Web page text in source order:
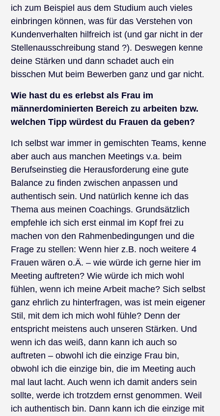
ich zum Beispiel aus dem Studium auch vieles
einbringen können, was für das Verstehen von
Kundenverhalten hilfreich ist (und gar nicht in der
Stellenausschreibung stand ?). Deswegen kenne
deine Stärken und dann schadet auch ein
bisschen Mut beim Bewerben ganz und gar nicht.
Wie hast du es erlebst als Frau im
männerdominierten Bereich zu arbeiten bzw.
welchen Tipp würdest du Frauen da geben?
Ich selbst war immer in gemischten Teams, kenne
aber auch aus manchen Meetings v.a. beim
Berufseinstieg die Herausforderung eine gute
Balance zu finden zwischen anpassen und
authentisch sein. Und natürlich kenne ich das
Thema aus meinen Coachings. Grundsätzlich
empfehle ich sich erst einmal im Kopf frei zu
machen von den Rahmenbedingungen und die
Frage zu stellen: Wenn hier z.B. noch weitere 4
Frauen wären o.Ä. – wie würde ich gerne hier im
Meeting auftreten? Wie würde ich mich wohl
fühlen, wenn ich meine Arbeit mache? Sich selbst
ganz ehrlich zu hinterfragen, was ist mein eigener
Stil, mit dem ich mich wohl fühle? Denn der
entspricht meistens auch unseren Stärken. Und
wenn ich das weiß, dann kann ich auch so
auftreten – obwohl ich die einzige Frau bin,
obwohl ich die einzige bin, die im Meeting auch
mal laut lacht. Auch wenn ich damit anders sein
sollte, werde ich trotzdem ernst genommen. Weil
ich authentisch bin. Dann kann ich die einzige mit